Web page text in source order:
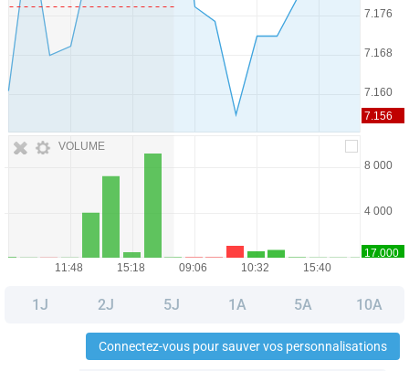
VOLUME
1J 2J 5J 1A 5A 10A
Connectez-vous pour sauver vos personnalisations